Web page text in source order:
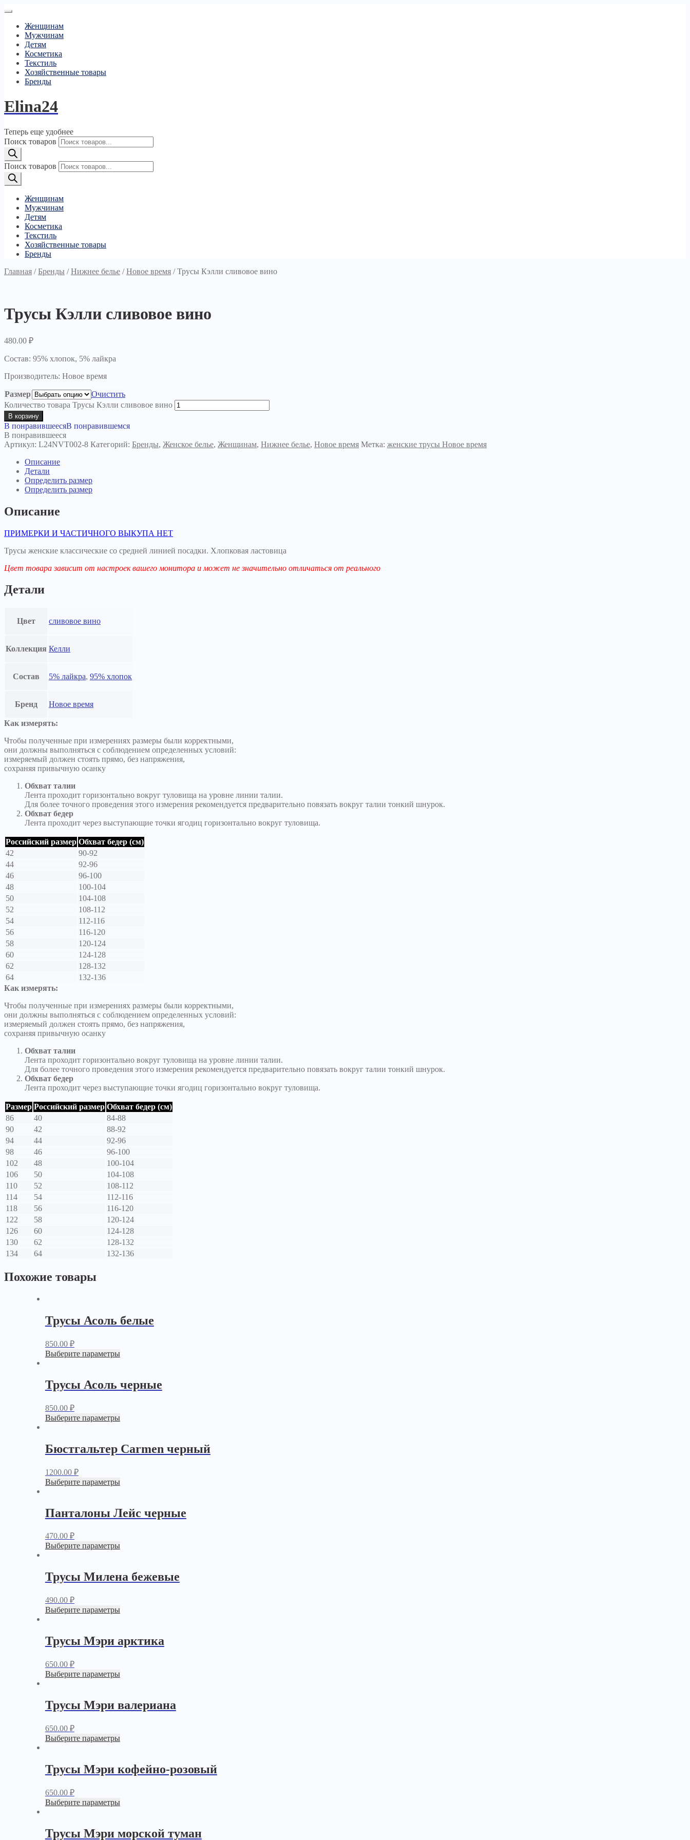
Женщинам
Мужчинам
Детям
Косметика
Текстиль
Хозяйственные товары
Бренды
Elina24
Теперь еще удобнее
Поиск товаров
Поиск товаров
Женщинам
Мужчинам
Детям
Косметика
Текстиль
Хозяйственные товары
Бренды
Главная /Бренды /Нижнее белье /Новое время /Трусы Кэлли сливовое вино
Трусы Кэлли сливовое вино
480.00 ₽
Состав: 95% хлопок, 5% лайкра
Производитель: Новое время
Размер
Очистить
Количество товара Трусы Кэлли сливовое вино
В корзину
В понравившеесяВ понравившемся
В понравившееся
Артикул: L24NVТ002-8 Категорий: Бренды, Женское белье, Женщинам, Нижнее белье, Новое время Метка: женские трусы Новое время
Описание
Детали
Определить размер
Определить размер
Описание
ПРИМЕРКИ И ЧАСТИЧНОГО ВЫКУПА НЕТ
Трусы женские классические со средней линией посадки. Хлопковая ластовица
Цвет товара зависит от настроек вашего монитора и может не значительно отличаться от реального
Детали
Цвет сливовое вино
Коллекция Келли
Состав 5% лайкра, 95% хлопок
Бренд Новое время
Как измерять:
Чтобы полученные при измерениях размеры были корректными,
они должны выполняться с соблюдением определенных условий:
измеряемый должен стоять прямо, без напряжения,
сохраняя привычную осанку
Обхват талии
Лента проходит горизонтально вокруг туловища на уровне линии талии.
Для более точного проведения этого измерения рекомендуется предварительно повязать вокруг талии тонкий шнурок.
Обхват бедер
Лента проходит через выступающие точки ягодиц горизонтально вокруг туловища.
Российский размер Обхват бедер (см)
42
90-92
44
92-96
46
96-100
48
100-104
50
104-108
52
108-112
54
112-116
56
116-120
58
120-124
60
124-128
62
128-132
64
132-136
Как измерять:
Чтобы полученные при измерениях размеры были корректными,
они должны выполняться с соблюдением определенных условий:
измеряемый должен стоять прямо, без напряжения,
сохраняя привычную осанку
Обхват талии
Лента проходит горизонтально вокруг туловища на уровне линии талии.
Для более точного проведения этого измерения рекомендуется предварительно повязать вокруг талии тонкий шнурок.
Обхват бедер
Лента проходит через выступающие точки ягодиц горизонтально вокруг туловища.
Размер Российский размер Обхват бедер (см)
86
40
84-88
90
42
88-92
94
44
92-96
98
46
96-100
102
48
100-104
106
50
104-108
110
52
108-112
114
54
112-116
118
56
116-120
122
58
120-124
126
60
124-128
130
62
128-132
134
64 132-136
Похожие товары
Трусы Асоль белые
850.00 ₽
Выберите параметры
Трусы Асоль черные
850.00 ₽
Выберите параметры
Бюстгальтер Carmen черный
1200.00 ₽
Выберите параметры
Панталоны Лейс черные
470.00 ₽
Выберите параметры
Трусы Милена бежевые
490.00 ₽
Выберите параметры
Трусы Мэри арктика
650.00 ₽
Выберите параметры
Трусы Мэри валериана
650.00 ₽
Выберите параметры
Трусы Мэри кофейно-розовый
650.00 ₽
Выберите параметры
Трусы Мэри морской туман